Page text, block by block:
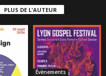
PLUS DE L'AUTEUR
Évènements